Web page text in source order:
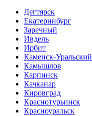
Дегтярск
Екатеринбург
Заречный
Ивдель
Ирбит
Каменск-Уральский
Камышлов
Карпинск
Качканар
Кировград
Краснотурьинск
Красноуральск